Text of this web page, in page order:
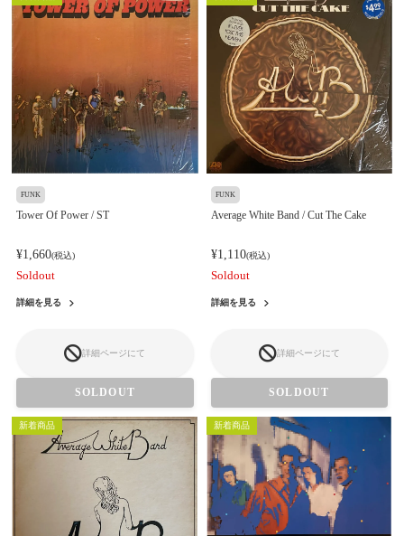
FUNK
Tower Of Power / ST
¥1,660(税込)
Soldout
詳細を見る
詳細ページにて
SOLDOUT
FUNK
Average White Band / Cut The Cake
¥1,110(税込)
Soldout
詳細を見る
詳細ページにて
SOLDOUT
新着商品 新着商品